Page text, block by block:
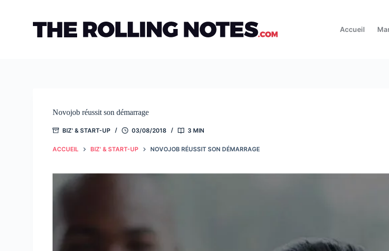
Accueil
Novojob réussit son démarrage
BIZ' & START-UP 03/08/2018 3 MIN
ACCUEIL BIZ' & START-UP NOVOJOB RÉUSSIT SON DÉMARRAGE